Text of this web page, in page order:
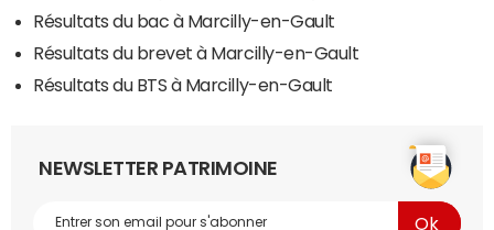
Résultats du bac à Marcilly-en-Gault
Résultats du brevet à Marcilly-en-Gault
Résultats du BTS à Marcilly-en-Gault
NEWSLETTER PATRIMOINE